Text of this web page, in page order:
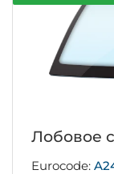
Лобовое
Eurocode: